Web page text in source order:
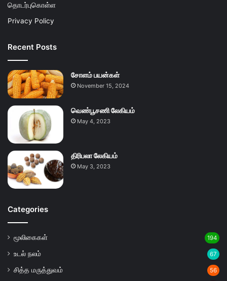
தொடர்புகொள்ள
Privacy Policy
Recent Posts
சோளம் பயன்கள்
November 15, 2024
வெண்பூசணி லேகியம்
May 4, 2023
திரிபலா லேகியம்
May 3, 2023
Categories
மூலிகைகள் 194
உடல் நலம் 67
சித்த மருத்துவம் 56